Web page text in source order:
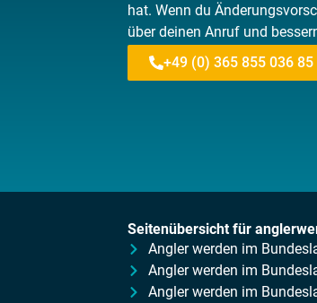
hat. Wenn du
über deinen Anruf und
+49 (0) 365 855 036 85
Seitenübersicht für
Angler werden im
Angler werden im
Angler werden im